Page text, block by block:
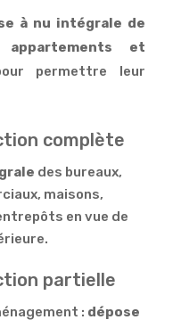
à nu intégrale de
appartements et
permettre leur
complète
des bureaux,
maisons,
en vue de
partielle
: dépose